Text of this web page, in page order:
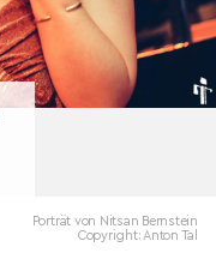
Porträt von Nitsan Bernstein
Copyright: Anton Tal